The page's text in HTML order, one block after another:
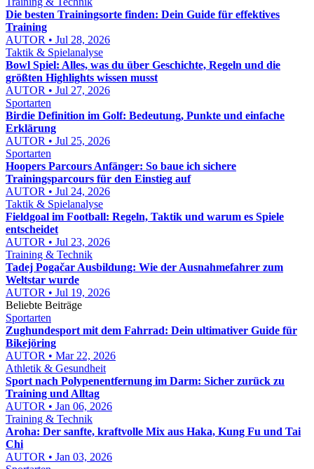
Die besten Trainingsorte finden: Dein Guide für effektives
Training
AUTOR • Jul 28, 2026
Taktik & Spielanalyse
Bowl Spiel: Alles, was du über Geschichte, Regeln und die
größten Highlights wissen musst
AUTOR • Jul 27, 2026
Sportarten
Birdie Definition im Golf: Bedeutung, Punkte und einfache
Erklärung
AUTOR • Jul 25, 2026
Sportarten
Hoopers Parcours Anfänger: So baue ich sichere
Trainingsparcours für den Einstieg auf
AUTOR • Jul 24, 2026
Taktik & Spielanalyse
Fieldgoal im Football: Regeln, Taktik und warum es Spiele
entscheidet
AUTOR • Jul 23, 2026
Training & Technik
Tadej Pogačar Ausbildung: Wie der Ausnahmefahrer zum
Weltstar wurde
AUTOR • Jul 19, 2026
Beliebte Beiträge
Sportarten
Zughundesport mit dem Fahrrad: Dein ultimativer Guide für
Bikejöring
AUTOR • Mar 22, 2026
Athletik & Gesundheit
Sport nach Polypenentfernung im Darm: Sicher zurück zu
Training und Alltag
AUTOR • Jan 06, 2026
Training & Technik
Aroha: Der sanfte, kraftvolle Mix aus Haka, Kung Fu und Tai
Chi
AUTOR • Jan 03, 2026